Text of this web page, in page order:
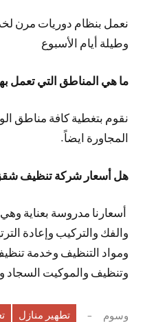
وطيلة أيام الأسبوع
ما هي المناطق التي تعمل
نقوم بتغطية كافة مناطق
المجاورة ايضاً.
هل أسعار شركة تنظيف
أسعارنا مدروسة بعناية
والفك والتركيب وإعادة
ومواد التنظيف وخدمة
وتنظيف والموكيت السجاد
وسوم تطهير منازل